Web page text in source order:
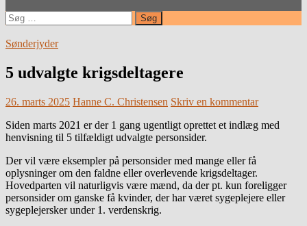
Søg
efter:
Sønderjyder
5 udvalgte krigsdeltagere
26. marts 2025 Hanne C. Christensen Skriv en kommentar
Siden marts 2021 er der 1 gang ugentligt oprettet et indlæg med
henvisning til 5 tilfældigt udvalgte personsider.
Der vil være eksempler på personsider med mange eller få
oplysninger om den faldne eller overlevende krigsdeltager.
Hovedparten vil naturligvis være mænd, da der pt. kun foreligger
personsider om ganske få kvinder, der har været sygeplejere eller
sygeplejersker under 1. verdenskrig.